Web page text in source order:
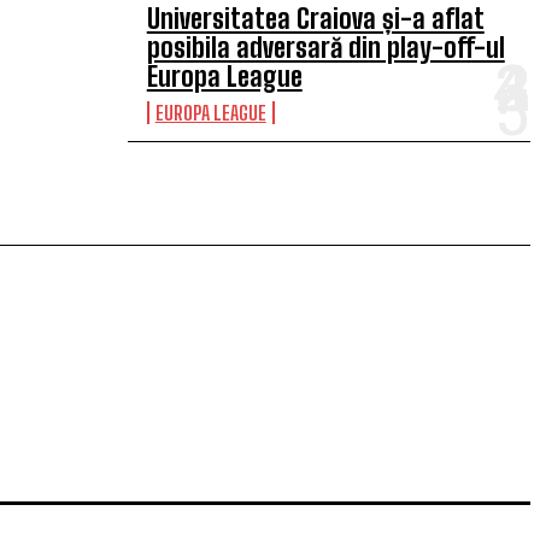
Universitatea Craiova și-a aflat
posibila adversară din play-off-ul
Europa League
EUROPA LEAGUE